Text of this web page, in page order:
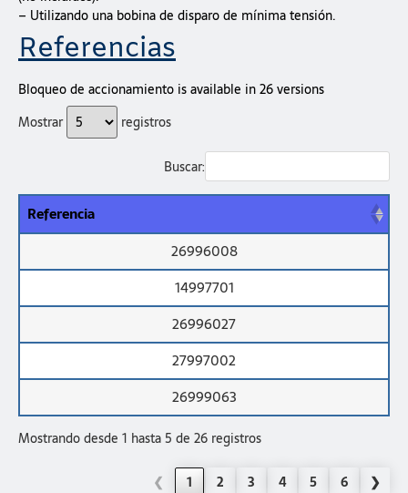
– Utilizando una bobina de disparo de mínima tensión.
Referencias
Bloqueo de accionamiento is available in 26 versions
Mostrar
registros
Buscar:
Referencia
26996008
14997701
26996027
27997002
26999063
Mostrando desde 1 hasta 5 de 26 registros
❮ 1 2 3 4 5 6 ❯